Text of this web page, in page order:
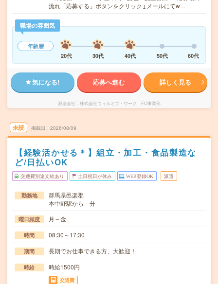
流れ「応募する」ボタンをクリック↓メールにてw…
職場の雰囲気
年齢層
20代
30代 40代 50代 60代
気になる! 応募へ進む 詳しく見る
派遣会社 株式会社ウィルオブ・ワーク FO事業部
未読 掲載日 2026/08/09
【経験活かせる＊】組立・加工・食品製造な
ど/日払いOK
交通費別途支給あり 土日祝日が休み WEB登録OK 派遣
勤務地
群馬県邑楽郡
本中野駅から---分
曜日頻度 月～金
時間 08:30～17:30
期間 長期でお仕事できる方、大歓迎！
時給 時給1500円
交通費